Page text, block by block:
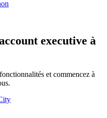
executive à
et commencez à